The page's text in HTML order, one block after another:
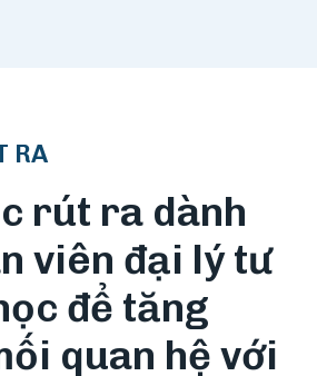
RA
rút ra dành
viên đại lý tư
để tăng
quan hệ với